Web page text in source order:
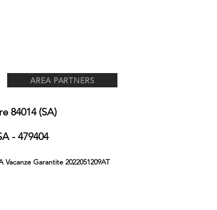
AREA PARTNERS
84014 (SA)
- 479404
Garantite 2022051209AT